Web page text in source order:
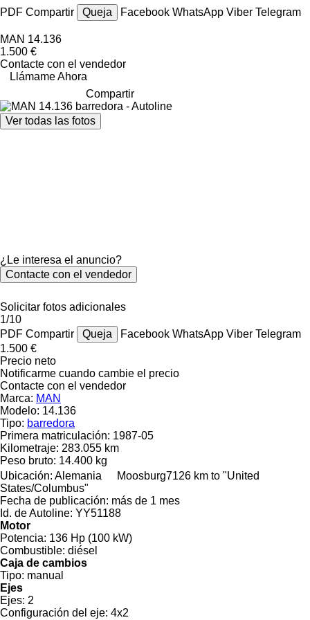
PDF Compartir Queja Facebook WhatsApp Viber Telegram
MAN 14.136
1.500 €
Contacte con el vendedor
Llámame Ahora
Compartir
Ver todas las fotos
¿Le interesa el anuncio?
Contacte con el vendedor
Solicitar fotos adicionales
1/10
PDF Compartir Queja Facebook WhatsApp Viber Telegram
1.500 €
Precio neto
Notificarme cuando cambie el precio
Contacte con el vendedor
Marca: MAN
Modelo: 14.136
Tipo: barredora
Primera matriculación: 1987-05
Kilometraje: 283.055 km
Peso bruto: 14.400 kg
Ubicación: Alemania Moosburg7126 km to "United
States/Columbus"
Fecha de publicación: más de 1 mes
Id. de Autoline: YY51188
Motor
Potencia: 136 Hp (100 kW)
Combustible: diésel
Caja de cambios
Tipo: manual
Ejes
Ejes: 2
Configuración del eje: 4x2